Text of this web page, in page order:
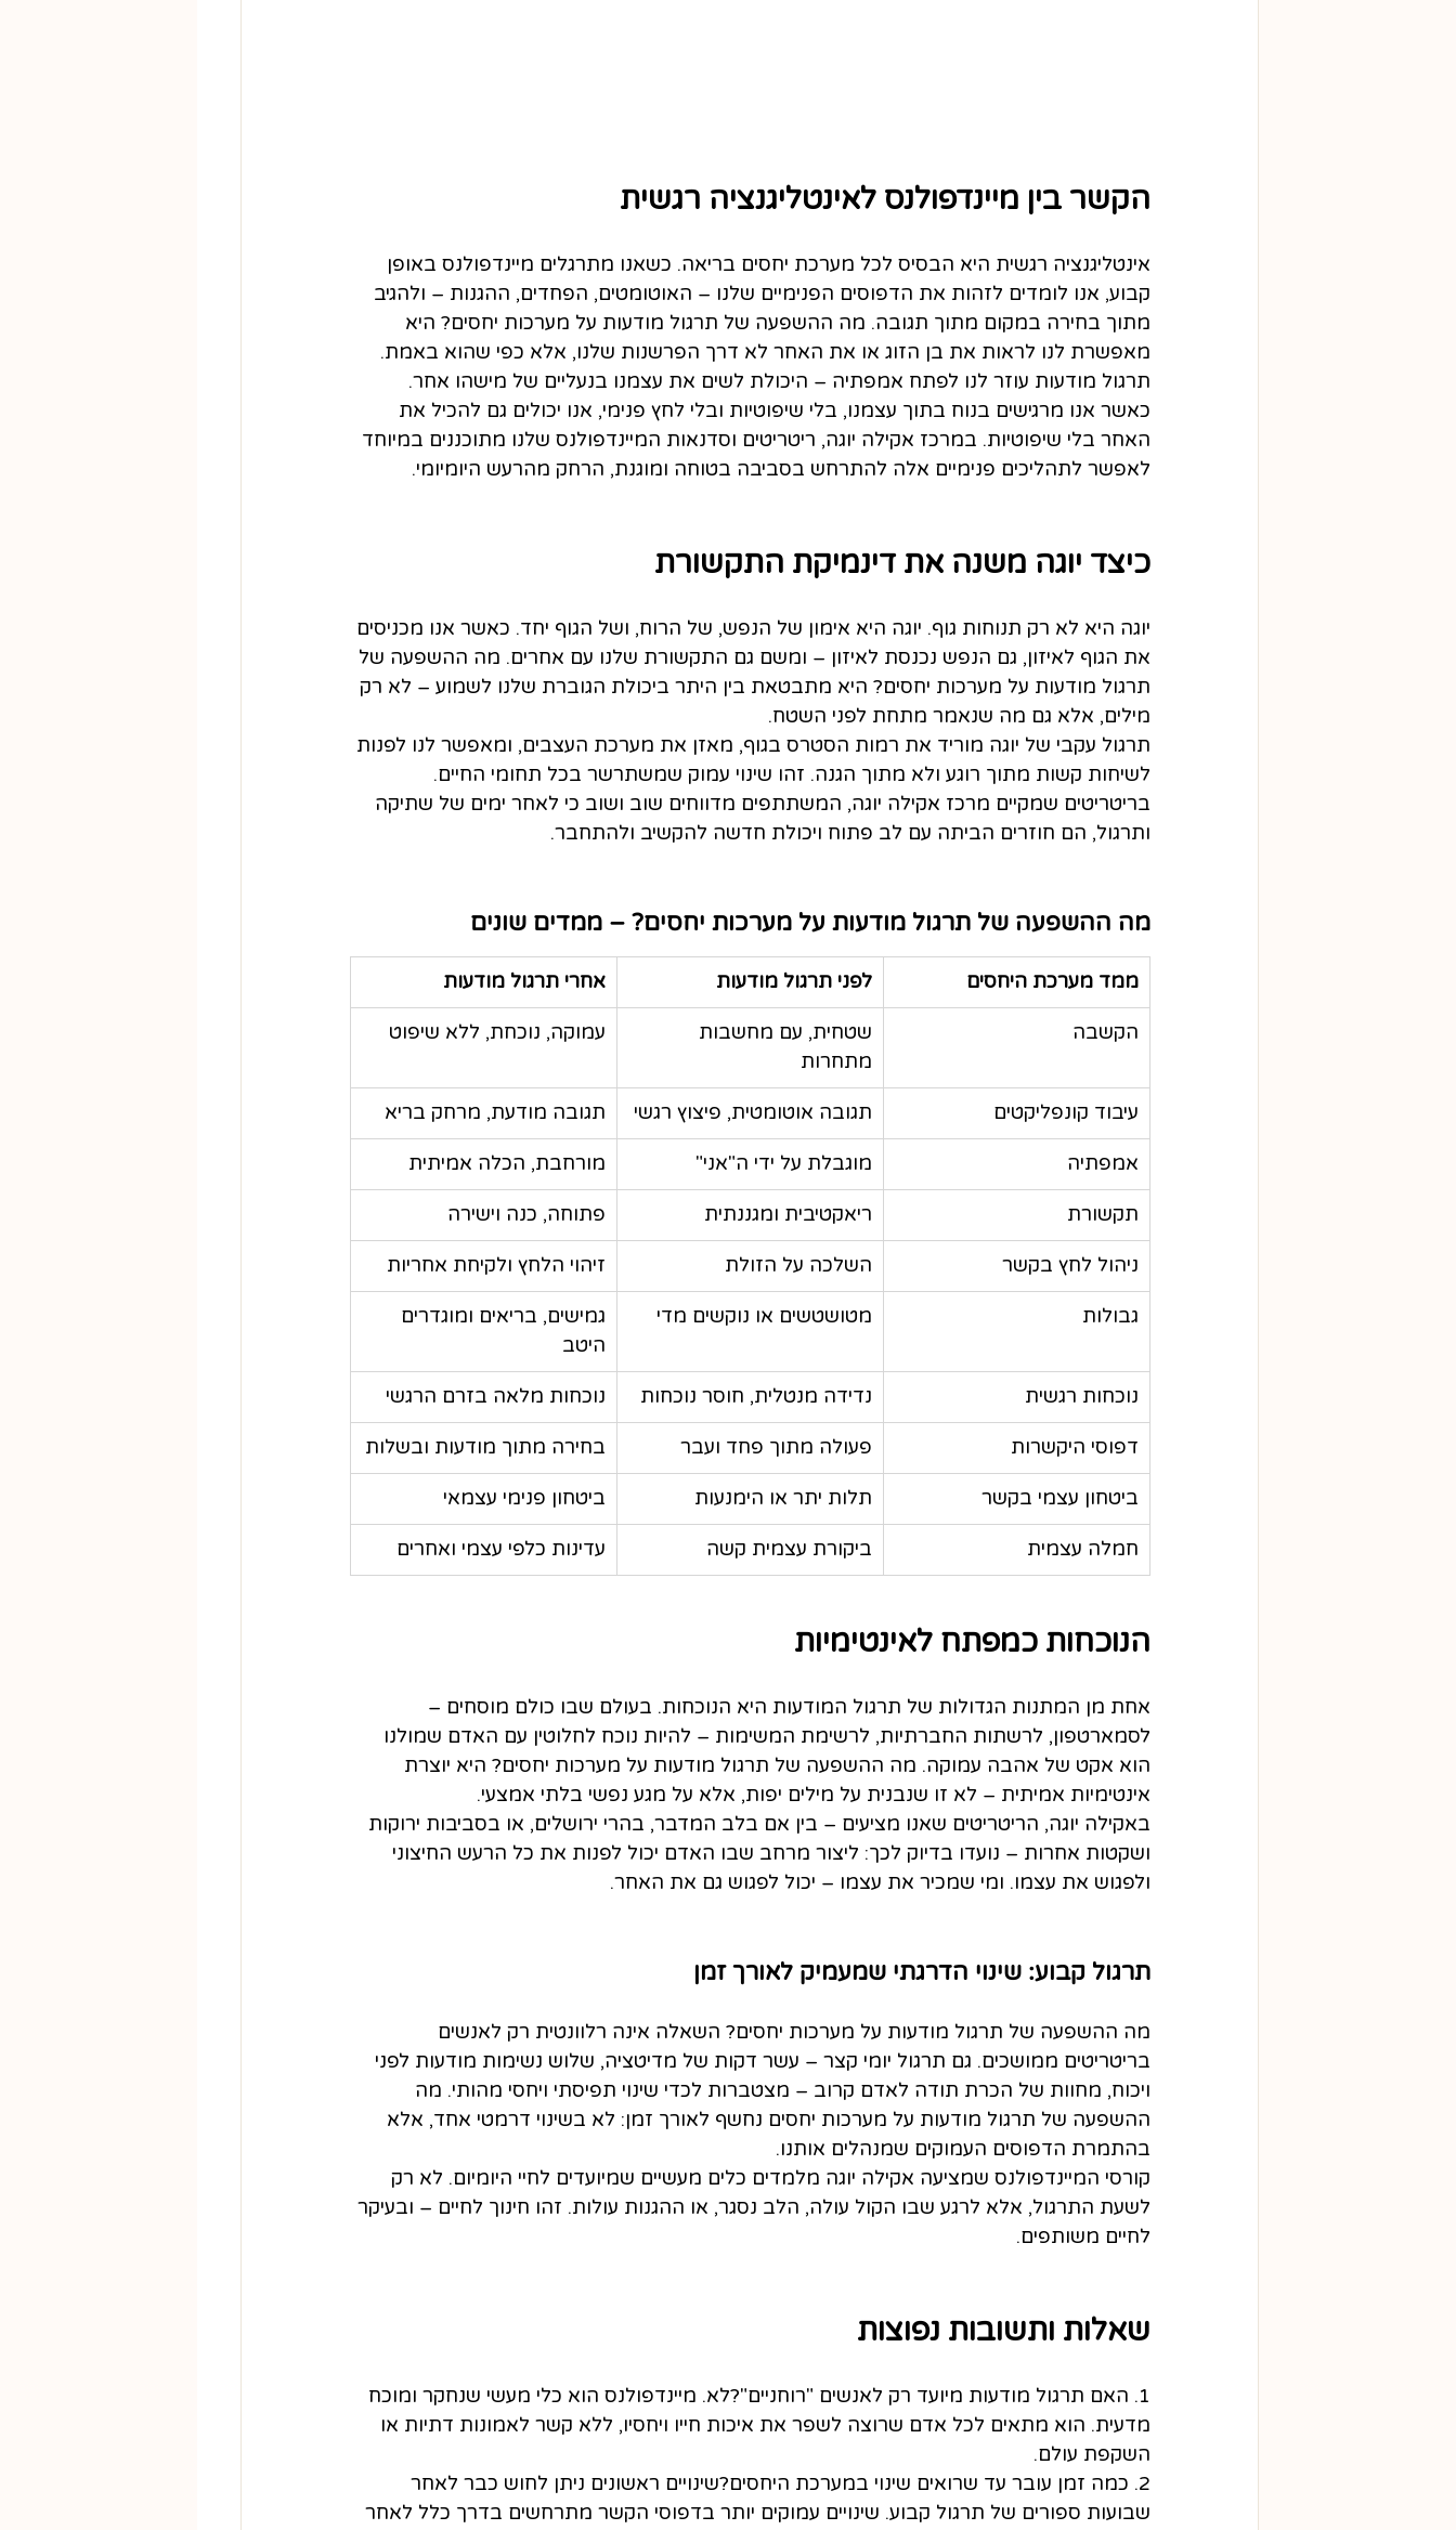
הקשר בין מיינדפולנס לאינטליגנציה רגשית
אינטליגנציה רגשית היא הבסיס לכל מערכת יחסים בריאה. כשאנו מתרגלים מיינדפולנס באופן
קבוע, אנו לומדים לזהות את הדפוסים הפנימיים שלנו – האוטומטים, הפחדים, ההגנות – ולהגיב
מתוך בחירה במקום מתוך תגובה. מה ההשפעה של תרגול מודעות על מערכות יחסים? היא
מאפשרת לנו לראות את בן הזוג או את האחר לא דרך הפרשנות שלנו, אלא כפי שהוא באמת.
תרגול מודעות עוזר לנו לפתח אמפתיה – היכולת לשים את עצמנו בנעליים של מישהו אחר.
כאשר אנו מרגישים בנוח בתוך עצמנו, בלי שיפוטיות ובלי לחץ פנימי, אנו יכולים גם להכיל את
האחר בלי שיפוטיות. במרכז אקילה יוגה, ריטריטים וסדנאות המיינדפולנס שלנו מתוכננים במיוחד
לאפשר לתהליכים פנימיים אלה להתרחש בסביבה בטוחה ומוגנת, הרחק מהרעש היומיומי.
כיצד יוגה משנה את דינמיקת התקשורת
יוגה היא לא רק תנוחות גוף. יוגה היא אימון של הנפש, של הרוח, ושל הגוף יחד. כאשר אנו מכניסים
את הגוף לאיזון, גם הנפש נכנסת לאיזון – ומשם גם התקשורת שלנו עם אחרים. מה ההשפעה של
תרגול מודעות על מערכות יחסים? היא מתבטאת בין היתר ביכולת הגוברת שלנו לשמוע – לא רק
מילים, אלא גם מה שנאמר מתחת לפני השטח.
תרגול עקבי של יוגה מוריד את רמות הסטרס בגוף, מאזן את מערכת העצבים, ומאפשר לנו לפנות
לשיחות קשות מתוך רוגע ולא מתוך הגנה. זהו שינוי עמוק שמשתרשר בכל תחומי החיים.
בריטריטים שמקיים מרכז אקילה יוגה, המשתתפים מדווחים שוב ושוב כי לאחר ימים של שתיקה
ותרגול, הם חוזרים הביתה עם לב פתוח ויכולת חדשה להקשיב ולהתחבר.
מה ההשפעה של תרגול מודעות על מערכות יחסים? – ממדים שונים
ממד מערכת היחסים לפני תרגול מודעות אחרי תרגול מודעות
הקשבה
שטחית, עם מחשבות
מתחרות
עמוקה, נוכחת, ללא שיפוט
עיבוד קונפליקטים תגובה אוטומטית, פיצוץ רגשי תגובה מודעת, מרחק בריא
אמפתיה מוגבלת על ידי ה"אני" מורחבת, הכלה אמיתית
תקשורת ריאקטיבית ומגננתית פתוחה, כנה וישירה
ניהול לחץ בקשר השלכה על הזולת זיהוי הלחץ ולקיחת אחריות
גבולות מטושטשים או נוקשים מדי
גמישים, בריאים ומוגדרים
היטב
נוכחות רגשית נדידה מנטלית, חוסר נוכחות נוכחות מלאה בזרם הרגשי
דפוסי היקשרות פעולה מתוך פחד ועבר בחירה מתוך מודעות ובשלות
ביטחון עצמי בקשר תלות יתר או הימנעות ביטחון פנימי עצמאי
חמלה עצמית ביקורת עצמית קשה עדינות כלפי עצמי ואחרים
הנוכחות כמפתח לאינטימיות
אחת מן המתנות הגדולות של תרגול המודעות היא הנוכחות. בעולם שבו כולם מוסחים –
לסמארטפון, לרשתות החברתיות, לרשימת המשימות – להיות נוכח לחלוטין עם האדם שמולנו
הוא אקט של אהבה עמוקה. מה ההשפעה של תרגול מודעות על מערכות יחסים? היא יוצרת
אינטימיות אמיתית – לא זו שנבנית על מילים יפות, אלא על מגע נפשי בלתי אמצעי.
באקילה יוגה, הריטריטים שאנו מציעים – בין אם בלב המדבר, בהרי ירושלים, או בסביבות ירוקות
ושקטות אחרות – נועדו בדיוק לכך: ליצור מרחב שבו האדם יכול לפנות את כל הרעש החיצוני
ולפגוש את עצמו. ומי שמכיר את עצמו – יכול לפגוש גם את האחר.
תרגול קבוע: שינוי הדרגתי שמעמיק לאורך זמן
מה ההשפעה של תרגול מודעות על מערכות יחסים? השאלה אינה רלוונטית רק לאנשים
בריטריטים ממושכים. גם תרגול יומי קצר – עשר דקות של מדיטציה, שלוש נשימות מודעות לפני
ויכוח, מחוות של הכרת תודה לאדם קרוב – מצטברות לכדי שינוי תפיסתי ויחסי מהותי. מה
ההשפעה של תרגול מודעות על מערכות יחסים נחשף לאורך זמן: לא בשינוי דרמטי אחד, אלא
בהתמרת הדפוסים העמוקים שמנהלים אותנו.
קורסי המיינדפולנס שמציעה אקילה יוגה מלמדים כלים מעשיים שמיועדים לחיי היומיום. לא רק
לשעת התרגול, אלא לרגע שבו הקול עולה, הלב נסגר, או ההגנות עולות. זהו חינוך לחיים – ובעיקר
לחיים משותפים.
שאלות ותשובות נפוצות
1. האם תרגול מודעות מיועד רק לאנשים "רוחניים"?לא. מיינדפולנס הוא כלי מעשי שנחקר ומוכח
מדעית. הוא מתאים לכל אדם שרוצה לשפר את איכות חייו ויחסיו, ללא קשר לאמונות דתיות או
השקפת עולם.
2. כמה זמן עובר עד שרואים שינוי במערכת היחסים?שינויים ראשונים ניתן לחוש כבר לאחר
שבועות ספורים של תרגול קבוע. שינויים עמוקים יותר בדפוסי הקשר מתרחשים בדרך כלל לאחר